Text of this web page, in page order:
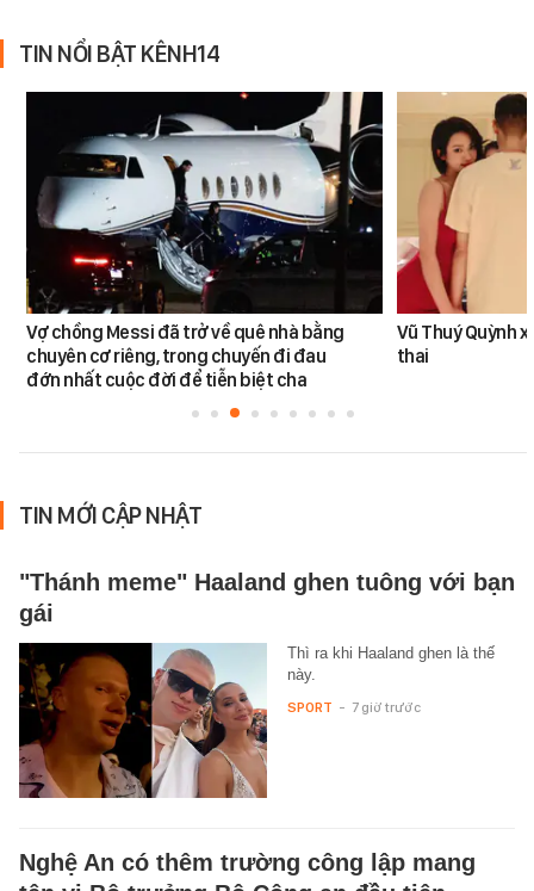
TIN NỔI BẬT KÊNH14
Vợ chồng Messi đã trở về quê nhà bằng
chuyên cơ riêng, trong chuyến đi đau
đớn nhất cuộc đời để tiễn biệt cha
Vũ Thuý Quỳnh
thai
TIN MỚI CẬP NHẬT
"Thánh meme" Haaland ghen tuông với bạn
gái
Thì ra khi Haaland ghen là thế
này.
SPORT - 7 giờ trước
Nghệ An có thêm trường công lập mang